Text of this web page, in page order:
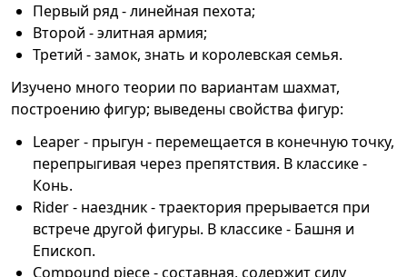
Первый ряд - линейная пехота;
Второй - элитная армия;
Третий - замок, знать и королевская семья.
Изучено много теории по вариантам шахмат,
построению фигур; выведены свойства фигур:
Leaper - прыгун - перемещается в конечную точку,
перепрыгивая через препятствия. В классике -
Конь.
Rider - наездник - траектория прерывается при
встрече другой фигуры. В классике - Башня и
Епископ.
Compound piece - составная, содержит силу